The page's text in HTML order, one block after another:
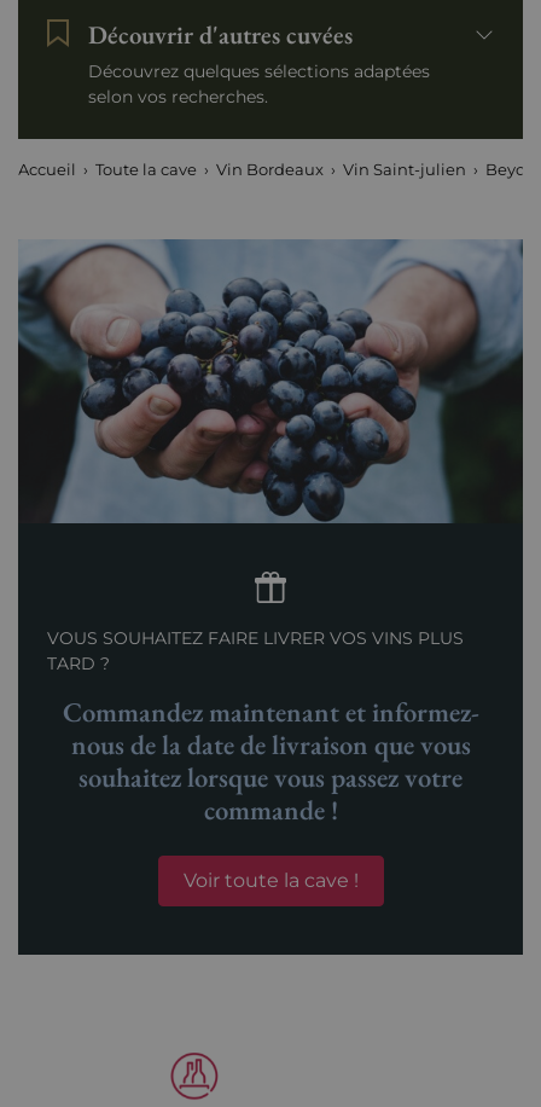
Découvrir d'autres cuvées
Découvrez quelques sélections adaptées
selon vos recherches.
Accueil Toute la cave Vin Bordeaux Vin Saint-julien
VOUS SOUHAITEZ FAIRE LIVRER VOS VINS PLUS
TARD ?
Commandez maintenant et informez-
nous de la date de livraison que vous
souhaitez lorsque vous passez votre
commande !
Voir toute la cave !